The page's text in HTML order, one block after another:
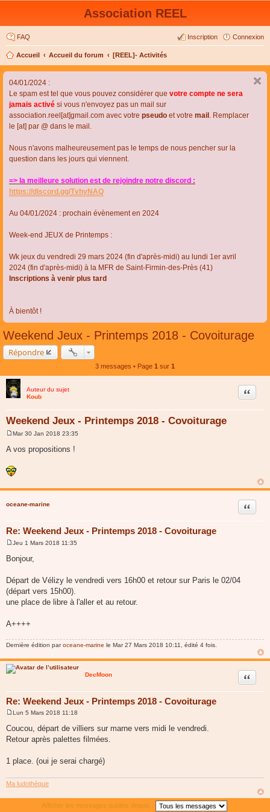
Association REEL
FAQ Connexion
Inscription
Accueil Accueil du forum [REEL]- Activités
04/01/2024 :
Le spam est tel que vous pouvez considérer que votre compte ne sera
jamais activé si vous n'envoyez pas un mail sur
association.reel[at]gmail.com avec votre pseudo et votre mail . Remplacer
le [at] par @ dans le mail.
Nous n'avons malheureusement pas le temps de nous pencher sur la
question dans les jours qui viennent.
=> la meilleure solution est de rejoindre notre discord :
https://discord.gg/TvhyNAQ
Au 04/01/2024 : prochain évènement en 2024
Week-end JEUX de Printemps :
Wk jeux du vendredi 29 mars 2024 (fin d'après-midi) au lundi 1er avril
2024 (fin d'après-midi) à la MFR de Saint-Firmin-des-Près (41)
Inscriptions à venir plus tard
À bientôt !
Weekend Jeux - Printemps 2018 - Covoiturage
Répondre
3 messages • Page 1 sur 1
Auteur du sujet
Koub
Weekend Jeux - Printemps 2018 - Covoiturage
Citer
s
a
g
Mar 30 Jan 2018 23:35
A vos propositions !
oceane-marine
Re: Weekend Jeux - Printemps 2018 - Covoiturage
Citer
s
a
g
e
Jeu 1 Mars 2018 11:35
Bonjour,
Départ de Vélizy le vendredi vers 16h00 et retour sur Paris le 02/04
(départ vers 15h00).
une place de libre à l'aller et au retour.
A++++
Dernière édition paroceane-marine le Mar 27 Mars 2018 10:11, édité 4 fois.
DecMoon
Re: Weekend Jeux - Printemps 2018 - Covoiturage
Citer
s
s
e
Lun 5 Mars 2018 11:18
Coucou, départ de villiers sur marne vers midi le vendredi.
Retour après palettes filmées.
1 place. (oui je serai chargé)
Ma ludothèque
Afficher les messages publiés depuis :